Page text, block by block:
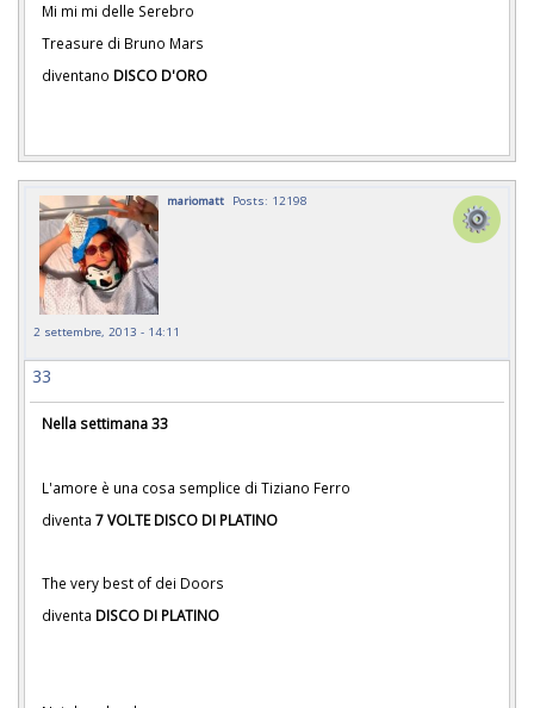
Mi mi mi delle Serebro
Treasure di Bruno Mars
diventano DISCO D'ORO
mariomatt Posts: 12198
2 settembre, 2013 - 14:11
33
Nella settimana 33
L'amore è una cosa semplice di Tiziano Ferro
diventa 7 VOLTE DISCO DI PLATINO
The very best of dei Doors
diventa DISCO DI PLATINO